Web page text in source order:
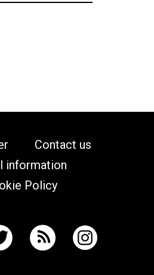
Contact us
information
Policy